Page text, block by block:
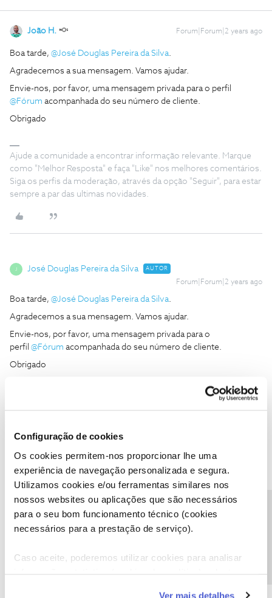
Configuração de cookies
Os cookies permitem-nos proporcionar lhe uma
experiência de navegação personalizada e segura.
Utilizamos cookies e/ou ferramentas similares nos
nossos websites ou aplicações que são necessários
para o seu bom funcionamento técnico (cookies
necessários para a prestação de serviço).
Caso aceite, poderemos utilizar cookies para analisar
Ver mais detalhes
João H. Forum|Forum|2 years ago
Boa tarde, @José Douglas Pereira da Silva.
Agradecemos a sua mensagem. Vamos ajudar.
Envie-nos, por favor, uma mensagem privada para o perfil
@Fórum acompanhada do seu número de cliente.
Obrigado
Ajude a comunidade a encontrar informação relevante. Marque
como "Melhor Resposta" e faça "Like" nos melhores comentários.
Siga os perfis da moderação, através da opção "Seguir", para estar
sempre a par das ultimas novidades.
José Douglas Pereira da Silva AUTOR
Forum|Forum|2 years ago
Boa tarde, @José Douglas Pereira da Silva.
Agradecemos a sua mensagem. Vamos ajudar.
Envie-nos, por favor, uma mensagem privada para o
perfil @Fórum acompanhada do seu número de cliente.
Obrigado
Mário P. Forum|Forum|2 years ago
Respondemos à sua mensagem privada, pelo que sugerimos que